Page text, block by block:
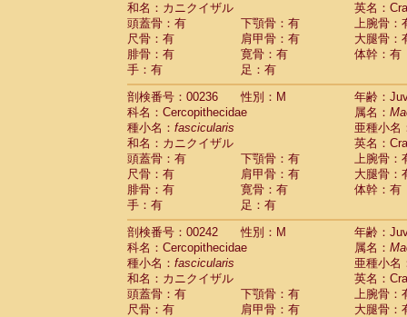
和名：カニクイザル
英名：
頭蓋骨：有
下顎骨：有
上腕骨：
尺骨：有
肩甲骨：有
大腿骨：
腓骨：有
寛骨：有
体幹：有
手：有
足：有
剖検番号：00236
性別：M
年齢：
科名：Cercopithecidae
属名：
種小名： fascicularis
亜種小名
和名：カニクイザル
英名：
頭蓋骨：有
下顎骨：有
上腕骨：
尺骨：有
肩甲骨：有
大腿骨：
腓骨：有
寛骨：有
体幹：有
手：有
足：有
剖検番号：00242
性別：M
年齢：
科名：Cercopithecidae
属名：
種小名： fascicularis
亜種小名
和名：カニクイザル
英名：
頭蓋骨：有
下顎骨：有
上腕骨：
尺骨：有
肩甲骨：有
大腿骨：